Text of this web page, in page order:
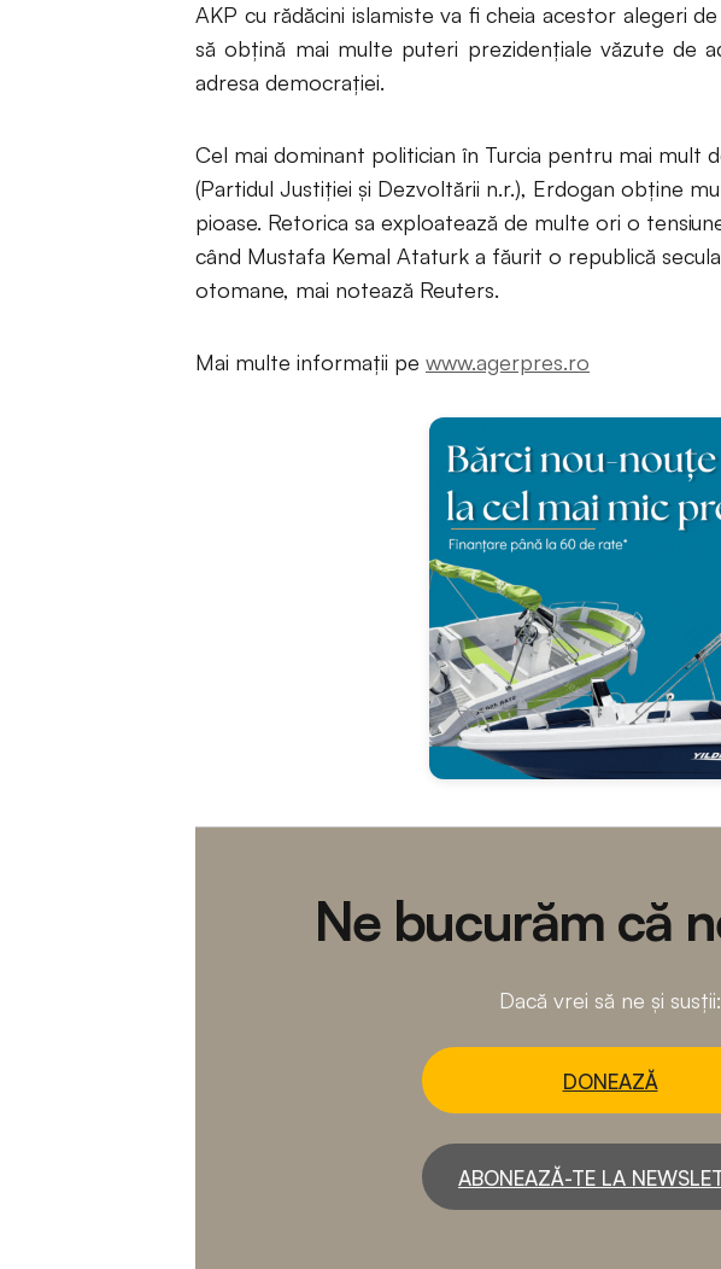
AKP cu rădăcini islamiste va fi cheia acestor alegeri
să obțină mai multe puteri prezidențiale văzute de
adresa democrației.
Cel mai dominant politician în Turcia pentru mai mult
(Partidul Justiției și Dezvoltării n.r.), Erdogan obține
pioase. Retorica sa exploatează de multe ori o
când Mustafa Kemal Ataturk a făurit o republică
otomane, mai notează Reuters.
Mai multe informații pe www.agerpres.ro
Ne bucurăm că
Dacă vrei să ne și susții:
DONEAZĂ
ABONEAZĂ-TE LA